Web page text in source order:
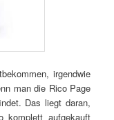
irgendwie
man die Rico Page
Das liegt daran,
komplett aufgekauft